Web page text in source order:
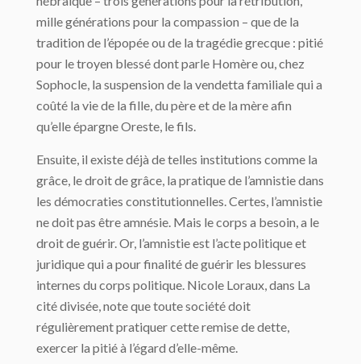
mille générations pour la compassion – que de la
tradition de l’épopée ou de la tragédie grecque : pitié
pour le troyen blessé dont parle Homère ou, chez
Sophocle, la suspension de la vendetta familiale qui a
coûté la vie de la fille, du père et de la mère afin
qu’elle épargne Oreste, le fils.
Ensuite, il existe déjà de telles institutions comme la
grâce, le droit de grâce, la pratique de l’amnistie dans
les démocraties constitutionnelles. Certes, l’amnistie
ne doit pas être amnésie. Mais le corps a besoin, a le
droit de guérir. Or, l’amnistie est l’acte politique et
juridique qui a pour finalité de guérir les blessures
internes du corps politique. Nicole Loraux, dans La
cité divisée, note que toute société doit
régulièrement pratiquer cette remise de dette,
exercer la pitié à l’égard d’elle-même.